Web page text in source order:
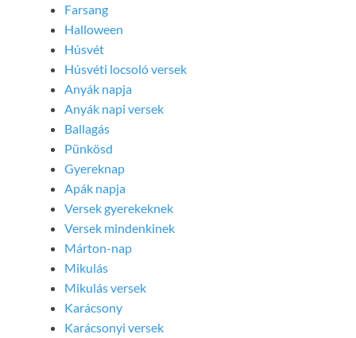
Farsang
Halloween
Húsvét
Húsvéti locsoló versek
Anyák napja
Anyák napi versek
Ballagás
Pünkösd
Gyereknap
Apák napja
Versek gyerekeknek
Versek mindenkinek
Márton-nap
Mikulás
Mikulás versek
Karácsony
Karácsonyi versek